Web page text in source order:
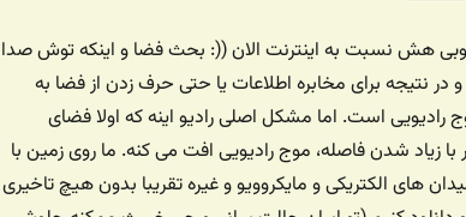
هش نسبت به اینترنت الان ((: بحث فضا و اینکه توش صدا
نتیجه برای مخابره اطلاعات یا حتی حرف زدن از فضا به
رادیویی است. اما مشکل اصلی رادیو اینه که اولا فضای
با زیاد شدن فاصله، موج رادیویی افت می کنه. ما روی زمین با
های الکتریکی و مایکروویو و غیره تقریبا بدون هیچ تاخیری